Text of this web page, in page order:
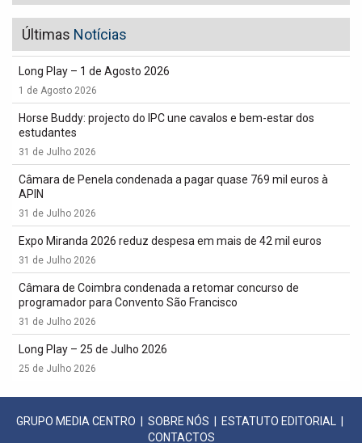
Últimas Notícias
Long Play – 1 de Agosto 2026
1 de Agosto 2026
Horse Buddy: projecto do IPC une cavalos e bem-estar dos
estudantes
31 de Julho 2026
Câmara de Penela condenada a pagar quase 769 mil euros à
APIN
31 de Julho 2026
Expo Miranda 2026 reduz despesa em mais de 42 mil euros
31 de Julho 2026
Câmara de Coimbra condenada a retomar concurso de
programador para Convento São Francisco
31 de Julho 2026
Long Play – 25 de Julho 2026
25 de Julho 2026
GRUPO MEDIA CENTRO SOBRE NÓS ESTATUTO EDITORIAL
CONTACTOS